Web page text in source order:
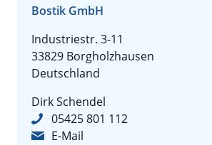
Bostik GmbH
Industriestr. 3-11
33829 Borgholzhausen
Deutschland
Dirk Schendel
05425 801 112
E-Mail